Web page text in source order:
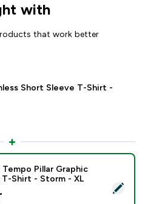
with
that work better
Short Sleeve T-Shirt -
MP Men's Tempo Pillar Graphic
Tempo Pillar Graphic
T-Shirt - Storm - XL